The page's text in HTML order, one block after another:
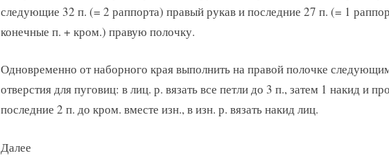
следующие 32 п. (= 2 раппорта) правый рукав и последние 27 п. (= 1
конечные п. + кром.) правую полочку.
Одновременно от наборного края выполнить на правой полочке
отверстия для пуговиц: в лиц. р. вязать все петли до 3 п., затем 1 накид и
последние 2 п. до кром. вместе изн., в изн. р. вязать накид лиц.
Далее